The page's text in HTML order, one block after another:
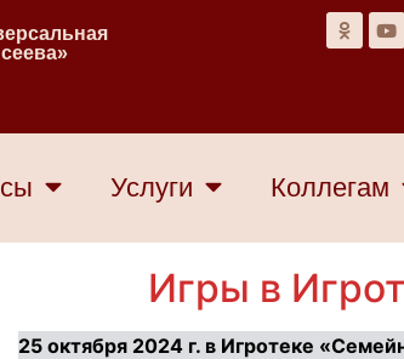
Услуги Коллегам
Игры в
25 октября 2024 г. в Игротеке